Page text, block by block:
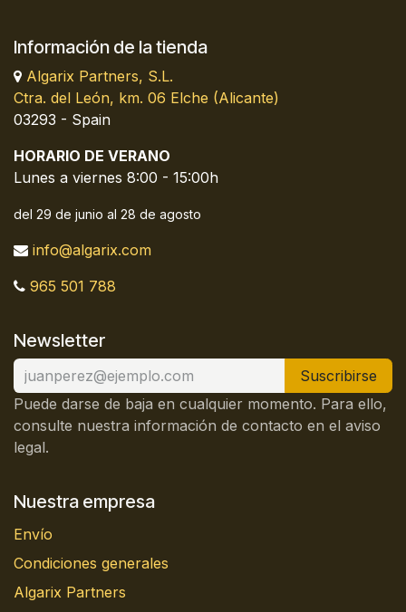
Información de la tienda
Algarix Partners, S.L.
Ctra. del León, km. 06 Elche (Alicante)
03293 - Spain
HORARIO DE VERANO
Lunes a viernes 8:00 - 15:00h
del 29 de junio al 28 de agosto
info@algarix.com
965 501 788
Newsletter
Suscribirse
Puede darse de baja en cualquier momento. Para ello,
consulte nuestra información de contacto en el aviso
legal.
Nuestra empresa
Envío
Condiciones generales
Algarix Partners